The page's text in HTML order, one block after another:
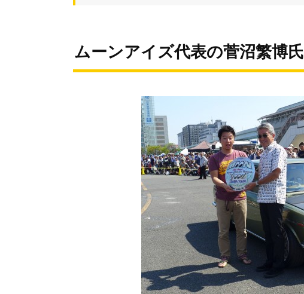
ムーンアイズ代表の菅沼繁博氏